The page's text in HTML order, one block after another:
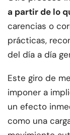
a partir de lo
carencias o
prácticas,
del día a día
Este giro de
imponer a
un efecto
como una